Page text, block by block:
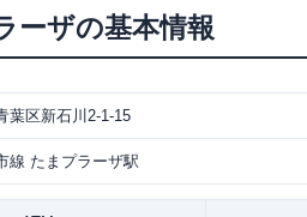
ーザの基本情報
葉区新石川2-1-15
線 たまプラーザ駅